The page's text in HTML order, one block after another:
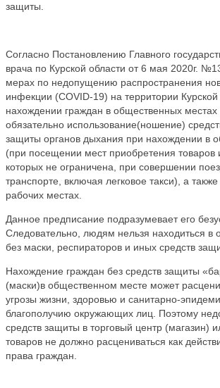
защиты.
Согласно Постановлению Главного
врача по Курской области от 6 мая 2020г.
мерах по недопущению распространения
инфекции (COVID-19) на территории Курской
нахождении граждан в общественных
обязательно использование(ношение)
защиты органов дыхания при нахождении в
(при посещении мест приобретения товаров
которых не ограничена, при совершении
транспорте, включая легковое такси), а
рабочих местах.
Данное предписание подразумевает его
Следовательно, людям нельзя находиться в
без маски, респираторов и иных средств
Нахождение граждан без средств защиты
(маски)в общественном месте может
угрозы жизни, здоровью и санитарно-
благополучию окружающих лиц. Поэтому
средств защиты в торговый центр (магазин)
товаров не должно расцениваться как
права граждан.